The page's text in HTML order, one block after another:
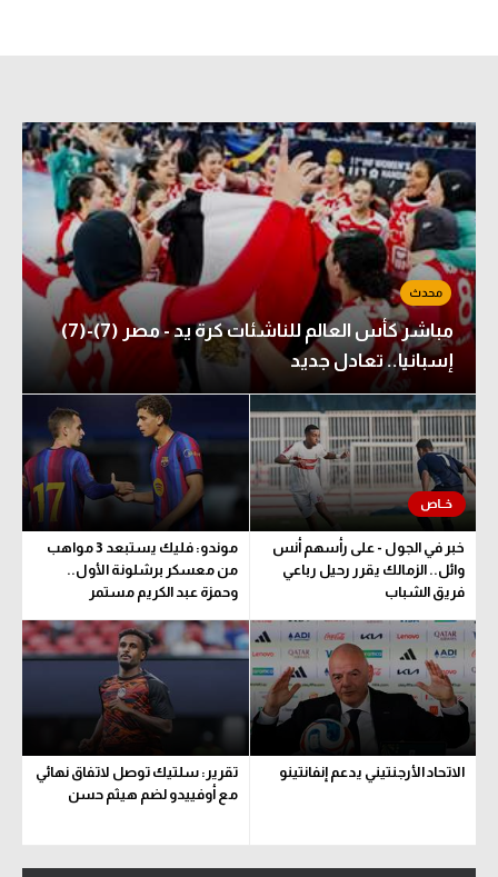
مباشر كأس العالم للناشئات كرة يد - مصر (7)-(7)
إسبانيا.. تعادل جديد
خبر في الجول - على رأسهم أنس
وائل.. الزمالك يقرر رحيل رباعي
فريق الشباب
موندو: فليك يستبعد 3 مواهب
من معسكر برشلونة الأول..
وحمزة عبد الكريم مستمر
الاتحاد الأرجنتيني يدعم إنفانتينو
تقرير: سلتيك توصل لاتفاق نهائي
مع أوفييدو لضم هيثم حسن